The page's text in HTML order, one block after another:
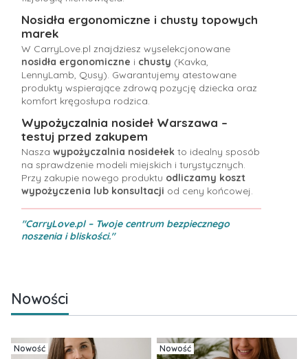
Nosidła ergonomiczne i chusty topowych
marek
W CarryLove.pl znajdziesz wyselekcjonowane
nosidła ergonomiczne i chusty (Kavka,
LennyLamb, Qusy). Gwarantujemy atestowane
produkty wspierające zdrową pozycję dziecka oraz
komfort kręgosłupa rodzica.
Wypożyczalnia nosideł Warszawa –
testuj przed zakupem
Nasza wypożyczalnia nosidełek to idealny sposób
na sprawdzenie modeli miejskich i turystycznych.
Przy zakupie nowego produktu odliczamy koszt
wypożyczenia lub konsultacji od ceny końcowej.
"CarryLove.pl – Twoje centrum bezpiecznego
noszenia i bliskości."
Nowości
Nowość Nowość